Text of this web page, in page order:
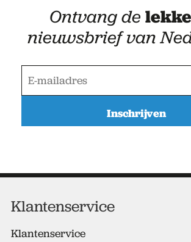
Ontvang de
nieuwsbrief van
-
m
i
d
s
*
Klantenservice
Klantenservice